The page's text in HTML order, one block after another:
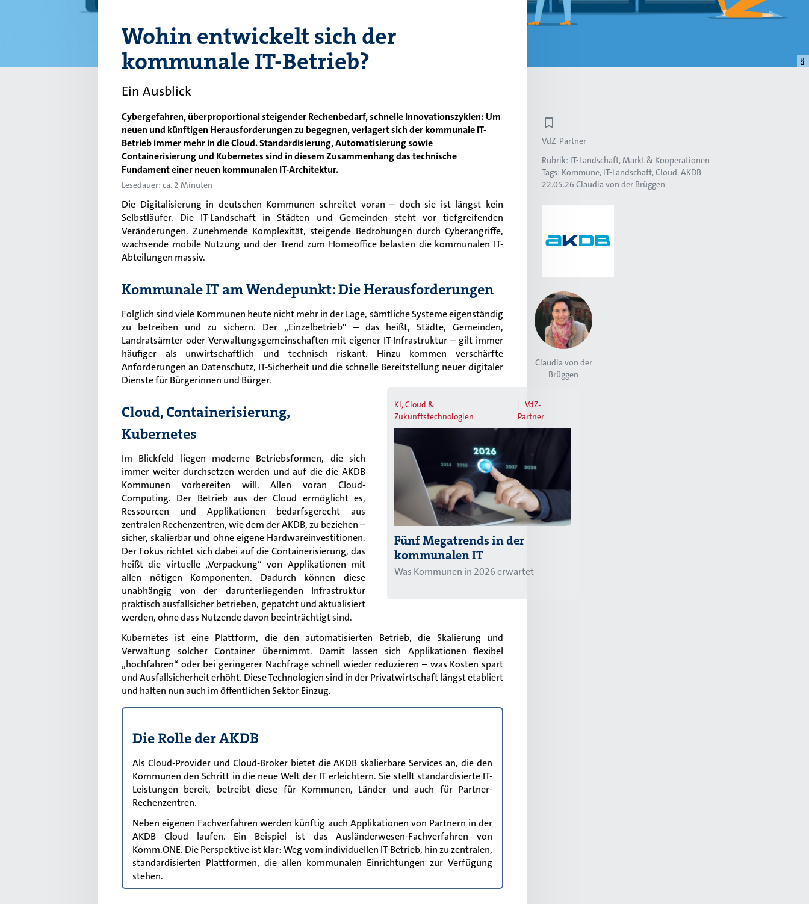
Wohin entwickelt sich der
kommunale IT-Betrieb?
Ein Ausblick
Cybergefahren, überproportional steigender Rechenbedarf, schnelle Innovationszyklen: Um
neuen und künftigen Herausforderungen zu begegnen, verlagert sich der kommunale IT-
Betrieb immer mehr in die Cloud. Standardisierung, Automatisierung sowie
Containerisierung und Kubernetes sind in diesem Zusammenhang das technische
Fundament einer neuen kommunalen IT-Architektur.
Lesedauer: ca. 2 Minuten
Die Digitalisierung in deutschen Kommunen schreitet voran – doch sie ist längst kein
Selbstläufer. Die IT-Landschaft in Städten und Gemeinden steht vor tiefgreifenden
Veränderungen. Zunehmende Komplexität, steigende Bedrohungen durch Cyberangriffe,
wachsende mobile Nutzung und der Trend zum Homeoffice belasten die kommunalen IT-
Abteilungen massiv.
Kommunale IT am Wendepunkt: Die Herausforderungen
Folglich sind viele Kommunen heute nicht mehr in der Lage, sämtliche Systeme eigenständig
zu betreiben und zu sichern. Der „Einzelbetrieb“ – das heißt, Städte, Gemeinden,
Landratsämter oder Verwaltungsgemeinschaften mit eigener IT-Infrastruktur – gilt immer
häufiger als unwirtschaftlich und technisch riskant. Hinzu kommen verschärfte
Anforderungen an Datenschutz, IT-Sicherheit und die schnelle Bereitstellung neuer digitaler
Dienste für Bürgerinnen und Bürger.
KI, Cloud &
Zukunftstechnologien
VdZ-
Partner
Fünf Megatrends in der
kommunalen IT
Was Kommunen in 2026 erwartet
Cloud, Containerisierung,
Kubernetes
Im Blickfeld liegen moderne Betriebsformen, die sich
immer weiter durchsetzen werden und auf die die AKDB
Kommunen vorbereiten will. Allen voran Cloud-
Computing. Der Betrieb aus der Cloud ermöglicht es,
Ressourcen und Applikationen bedarfsgerecht aus
zentralen Rechenzentren, wie dem der AKDB, zu beziehen –
sicher, skalierbar und ohne eigene Hardwareinvestitionen.
Der Fokus richtet sich dabei auf die Containerisierung, das
heißt die virtuelle „Verpackung“ von Applikationen mit
allen nötigen Komponenten. Dadurch können diese
unabhängig von der darunterliegenden Infrastruktur
praktisch ausfallsicher betrieben, gepatcht und aktualisiert
werden, ohne dass Nutzende davon beeinträchtigt sind.
Kubernetes ist eine Plattform, die den automatisierten Betrieb, die Skalierung und
Verwaltung solcher Container übernimmt. Damit lassen sich Applikationen flexibel
„hochfahren“ oder bei geringerer Nachfrage schnell wieder reduzieren – was Kosten spart
und Ausfallsicherheit erhöht. Diese Technologien sind in der Privatwirtschaft längst etabliert
und halten nun auch im öffentlichen Sektor Einzug.
Die Rolle der AKDB
Als Cloud-Provider und Cloud-Broker bietet die AKDB skalierbare Services an, die den
Kommunen den Schritt in die neue Welt der IT erleichtern. Sie stellt standardisierte IT-
Leistungen bereit, betreibt diese für Kommunen, Länder und auch für Partner-
Rechenzentren.
Neben eigenen Fachverfahren werden künftig auch Applikationen von Partnern in der
AKDB Cloud laufen. Ein Beispiel ist das Ausländerwesen-Fachverfahren von
Komm.ONE. Die Perspektive ist klar: Weg vom individuellen IT-Betrieb, hin zu zentralen,
standardisierten Plattformen, die allen kommunalen Einrichtungen zur Verfügung
stehen.
VdZ-Partner
Rubrik: IT-Landschaft, Markt & Kooperationen
Tags: Kommune IT-Landschaft Cloud AKDB
22.05.26 Claudia von der Brüggen
Claudia von der
Brüggen